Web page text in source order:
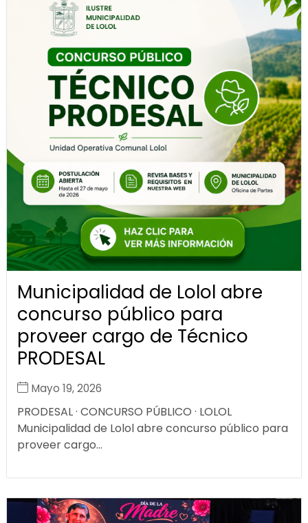
Municipalidad de Lolol abre
concurso público para
proveer cargo de Técnico
PRODESAL
Mayo 19, 2026
PRODESAL · CONCURSO PÚBLICO · LOLOL
Municipalidad de Lolol abre concurso público para
proveer cargo...